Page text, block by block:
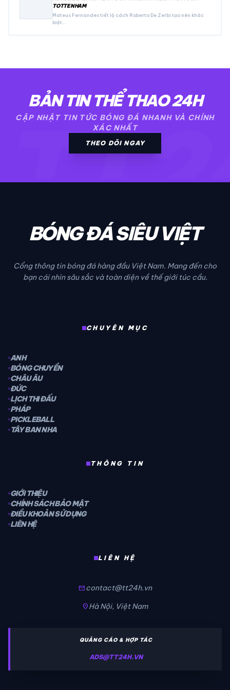
TOTTENHAM
Mateus Fernandes tiết lộ cách Roberto De Zerbi tạo nên khác
biệt…
BẢN TIN THỂ THAO 24H
CẬP NHẬT TIN TỨC BÓNG ĐÁ NHANH VÀ CHÍNH
XÁC NHẤT
THEO DÕI NGAY
BÓNG ĐÁ SIÊU VIỆT
Cổng thông tin bóng đá hàng đầu Việt Nam. Mang đến cho
bạn cái nhìn sâu sắc và toàn diện về thế giới túc cầu.
CHUYÊN MỤC
ANH
BÓNG CHUYỀN
CHÂU ÂU
ĐỨC
LỊCH THI ĐẤU
PHÁP
PICKLEBALL
TÂY BAN NHA
THÔNG TIN
GIỚI THIỆU
CHÍNH SÁCH BẢO MẬT
ĐIỀU KHOẢN SỬ DỤNG
LIÊN HỆ
LIÊN HỆ
mailcontact@tt24h.vn
location_onHà Nội, Việt Nam
QUẢNG CÁO & HỢP TÁC
ADS@TT24H.VN